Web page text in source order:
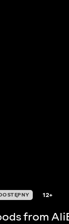
12+
from